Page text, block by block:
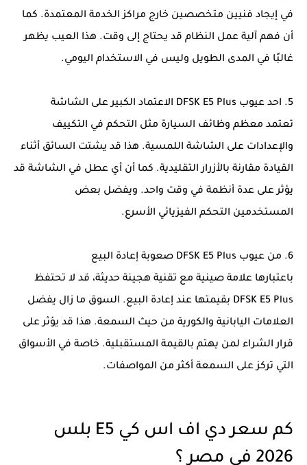
في إيجاد فنيين متخصصين خارج مراكز الخدمة المعتمدة. كما
أن فهم آلية عمل النظام قد يحتاج إلى وقت. هذا العيب يظهر
غالبًا في المدى الطويل وليس في الاستخدام اليومي.
5. احد عيوب DFSK E5 Plus الاعتماد الكبير على الشاشة
تعتمد معظم وظائف السيارة مثل التحكم في التكييف
والإعدادات على الشاشة اللمسية. هذا قد يشتت السائق أثناء
القيادة مقارنة بالأزرار التقليدية. كما أن أي عطل في الشاشة قد
يؤثر على عدة أنظمة في وقت واحد. ويفضل بعض
المستخدمين التحكم الفيزيائي الأسرع.
6. من عيوب DFSK E5 Plus صعوبة إعادة البيع
باعتبارها علامة صينية مع تقنية هجينة حديثة، قد لا تحتفظ
DFSK E5 Plus بقيمتها عند إعادة البيع. السوق ما زال يفضل
العلامات اليابانية والكورية من حيث السمعة. هذا قد يؤثر على
قرار الشراء لمن يهتم بالقيمة المستقبلية. خاصة في الأسواق
التي تركز على السمعة أكثر من المواصفات.
كم سعر دي اف اس كي E5 بلس
2026 في مصر ؟